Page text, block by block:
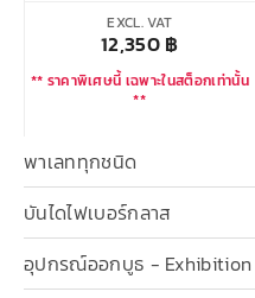
พาเลททุกชนิด
บันไดไฟเบอร์กลาส
อุปกรณ์ออกบูธ - Exhibition
EXCL. VAT
12,350฿
** ราคาพิเศษนี้ เฉพาะในสต็อกเท่านั้น
**